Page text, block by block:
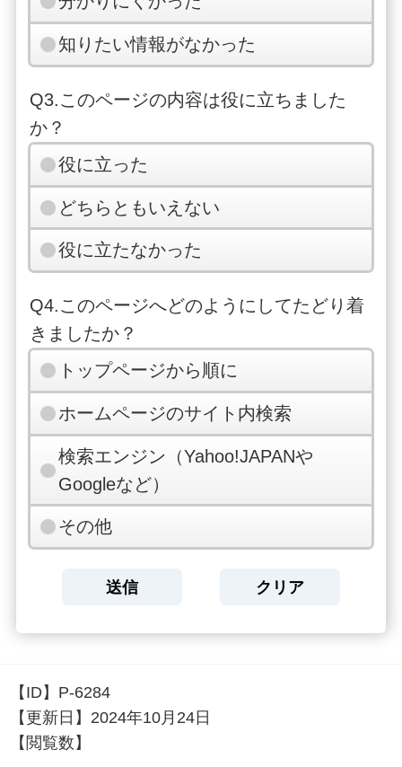
知りたい情報がなかった
Q3.このページの内容は役に立ちました
か？
役に立った
どちらともいえない
役に立たなかった
Q4.このページへどのようにしてたどり着
きましたか？
トップページから順に
ホームページのサイト内検索
検索エンジン（Yahoo!JAPANや
Googleなど）
その他
【ID】 P-6284
【更新日】 2024年10月24日
【閲覧数】